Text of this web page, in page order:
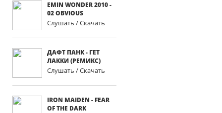
EMIN WONDER 2010 -
02 OBVIOUS
Слушать / Скачать
ДАФТ ПАНК - ГЕТ
ЛАККИ (РЕМИКС)
Слушать / Скачать
IRON MAIDEN - FEAR
OF THE DARK